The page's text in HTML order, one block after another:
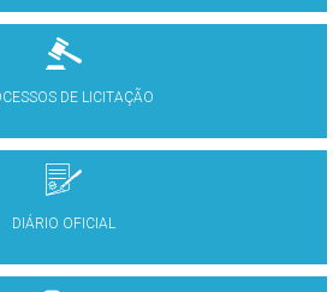
DE LICITAÇÃO
DIÁRIO OFICIAL